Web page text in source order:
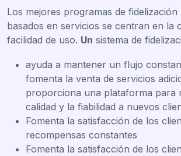
Los mejores programas de
basados en servicios se centran en la
facilidad de uso. Un sistema de
ayuda a mantener un flujo
fomenta la venta de servicios
proporciona una plataforma para
calidad y la fiabilidad a nuevos
Fomenta la satisfacción de los
recompensas constantes
Fomenta la satisfacción de los